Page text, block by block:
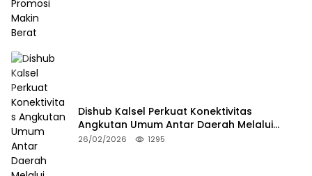
Dishub Kalsel Perkuat Konektivitas
Angkutan Umum Antar Daerah Melalui
Integritas
26/02/2026 1295